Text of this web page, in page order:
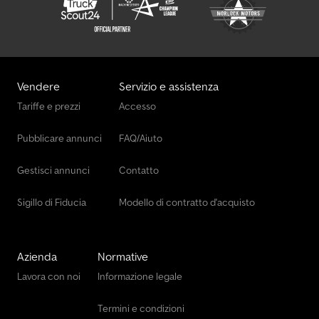
Vendere
Tariffe e prezzi
Pubblicare annunci
Gestisci annunci
Sigillo di Fiducia
Servizio e assistenza
Accesso
FAQ/Aiuto
Contatto
Modello di contratto d'acquisto
Azienda
Lavora con noi
Normative
Informazione legale
Termini e condizioni